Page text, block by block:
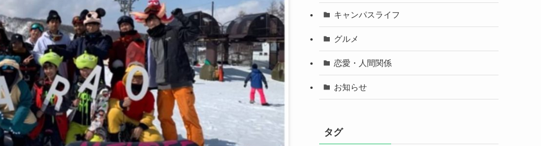
キャンパスライフ
グルメ
恋愛・人間関係
お知らせ
タグ